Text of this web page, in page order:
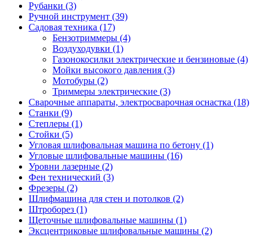
Рубанки (3)
Ручной инструмент (39)
Садовая техника (17)
Бензотриммеры (4)
Воздуходувки (1)
Газонокосилки электрические и бензиновые (4)
Мойки высокого давления (3)
Мотобуры (2)
Триммеры электрические (3)
Сварочные аппараты, электросварочная оснастка (18)
Станки (9)
Степлеры (1)
Стойки (5)
Угловая шлифовальная машина по бетону (1)
Угловые шлифовальные машины (16)
Уровни лазерные (2)
Фен технический (3)
Фрезеры (2)
Шлифмашина для стен и потолков (2)
Штроборез (1)
Щеточные шлифовальные машины (1)
Эксцентриковые шлифовальные машины (2)